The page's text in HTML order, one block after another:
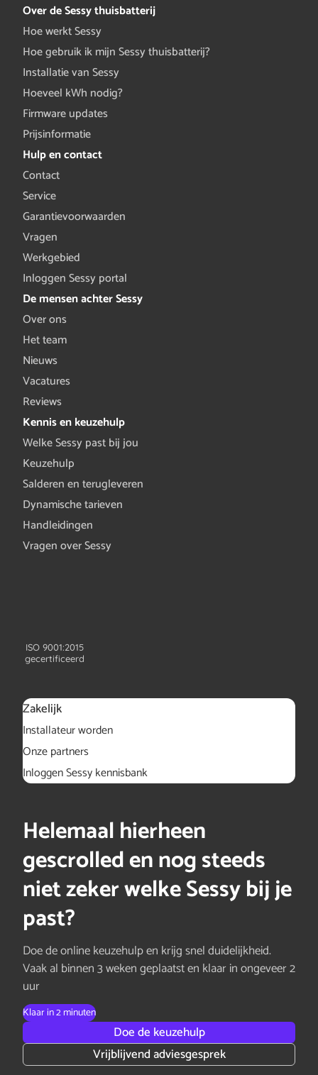
Over de Sessy thuisbatterij
Hoe werkt Sessy
Hoe gebruik ik mijn Sessy thuisbatterij?
Installatie van Sessy
Hoeveel kWh nodig?
Firmware updates
Prijsinformatie
Hulp en contact
Contact
Service
Garantievoorwaarden
Vragen
Werkgebied
Inloggen Sessy portal
De mensen achter Sessy
Over ons
Het team
Nieuws
Vacatures
Reviews
Kennis en keuzehulp
Welke Sessy past bij jou
Keuzehulp
Salderen en terugleveren
Dynamische tarieven
Handleidingen
Vragen over Sessy
ISO 9001:2015
gecertificeerd
Zakelijk
Installateur worden
Onze partners
Inloggen Sessy kennisbank
Helemaal hierheen
gescrolled en nog steeds
niet zeker welke Sessy bij je
past?
Doe de online keuzehulp en krijg snel duidelijkheid.
Vaak al binnen 3 weken geplaatst en klaar in ongeveer 2
uur
Klaar in 2 minuten
Doe de keuzehulp
Vrijblijvend adviesgesprek